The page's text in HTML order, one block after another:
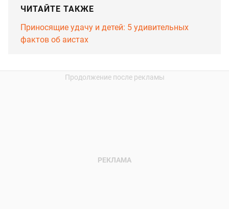
ЧИТАЙТЕ ТАКЖЕ
Приносящие удачу и детей: 5 удивительных
фактов об аистах